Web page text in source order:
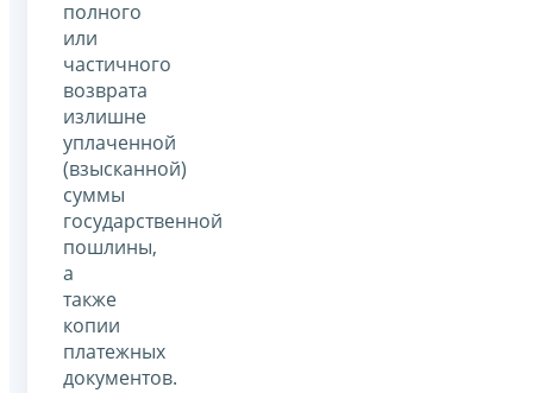
полного
или
частичного
возврата
излишне
уплаченной
(взысканной)
суммы
государственной
пошлины,
а
также
копии
платежных
документов.